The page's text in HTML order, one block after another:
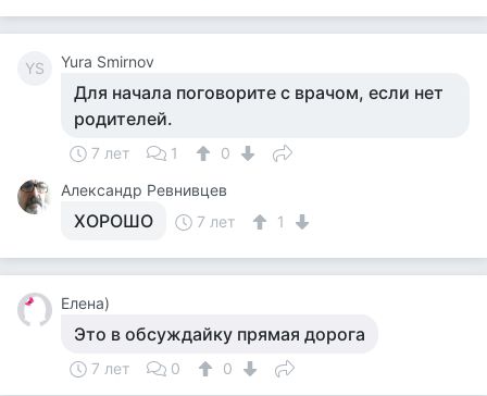
YS Yura Smirnov
Для начала поговорите с врачом, если нет
родителей.
7 лет 1
0
Александр Ревнивцев
ХОРОШО 7 лет 1
Елена)
Это в обсуждайку прямая дорога
7 лет 0 0